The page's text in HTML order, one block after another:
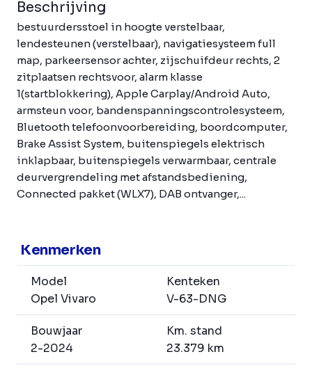
Beschrijving
bestuurdersstoel in hoogte verstelbaar,
lendesteunen (verstelbaar), navigatiesysteem full
map, parkeersensor achter, zijschuifdeur rechts, 2
zitplaatsen rechtsvoor, alarm klasse
1(startblokkering), Apple Carplay/Android Auto,
armsteun voor, bandenspanningscontrolesysteem,
Bluetooth telefoonvoorbereiding, boordcomputer,
Brake Assist System, buitenspiegels elektrisch
inklapbaar, buitenspiegels verwarmbaar, centrale
deurvergrendeling met afstandsbediening,
Connected pakket (WLX7), DAB ontvanger,...
Kenmerken
Model
Opel Vivaro
Kenteken
V-63-DNG
Bouwjaar
2-2024
Km. stand
23.379 km